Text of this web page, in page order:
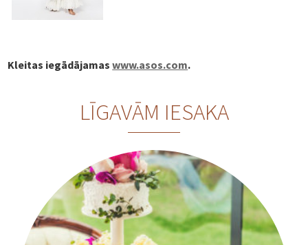
Kleitas iegādājamaswww.asos.com.
LĪGAVĀM IESAKA